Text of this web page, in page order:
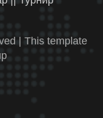
| This template